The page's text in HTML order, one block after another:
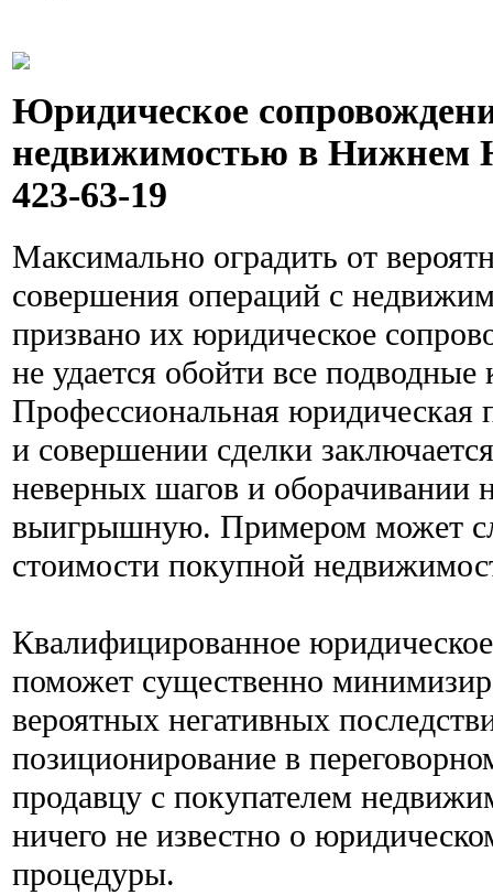
Юридическое
недвижимостью в Нижнем
423-63-19
Максимально оградить от
совершения операций с
призвано их юридическое
не удается обойти все подводные
Профессиональная юридическая
и совершении сделки
неверных шагов и оборачивании
выигрышную. Примером может
стоимости покупной
Квалифицированное
поможет существенно
вероятных негативных
позиционирование в
продавцу с покупателем
ничего не известно о
процедуры.